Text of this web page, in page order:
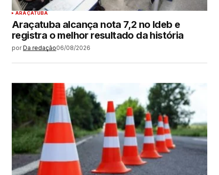
ARAÇATUBA
Araçatuba alcança nota 7,2 no Ideb e
registra o melhor resultado da história
por Da redação06/08/2026